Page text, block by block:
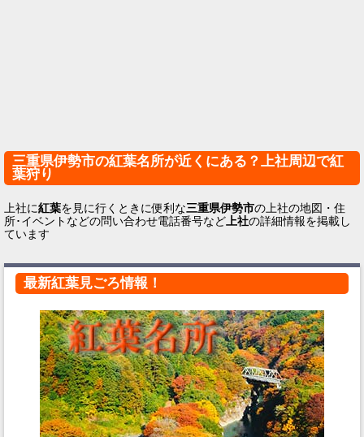
三重県伊勢市の紅葉名所が近くにある？上社周辺で紅
葉狩り
上社に紅葉を見に行くときに便利な三重県伊勢市の上社の地図・住
所･イベントなどの問い合わせ電話番号など 上社の詳細情報を掲載し
ています
最新紅葉見ごろ情報！